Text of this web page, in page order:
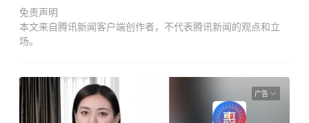
免责声明
本文来自腾讯新闻客户端创作者，不代表腾讯新闻的观点和立
场。
广告